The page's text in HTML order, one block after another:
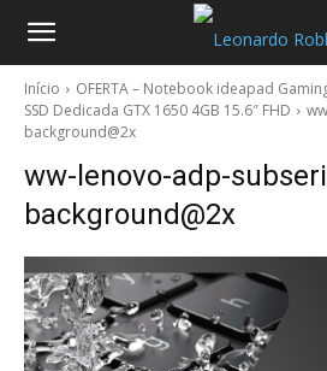
Início
OFERTA – Notebook ideapad
SSD Dedicada GTX 1650 4GB 15.6″ FHD
background@2x
ww-lenovo-adp-
background@2x